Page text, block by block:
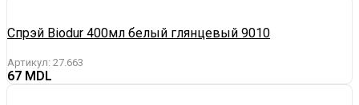
Спрэй Biodur 400мл белый глянцевый 9010
Артикул: 27.663
67